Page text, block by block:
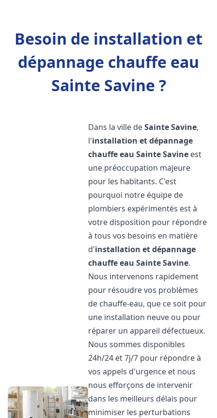
Besoin de installation et
dépannage chauffe eau
Sainte Savine ?
Dans la ville deSainte Savine,
l'installation et dépannage
chauffe eau Sainte Savine est
une préoccupation majeure
pour les habitants. C'est
pourquoi notre équipe de
plombiers expérimentés est à
votre disposition pour répondre
à tous vos besoins en matière
d'installation et dépannage
chauffe eau Sainte Savine.
Nous intervenons rapidement
pour résoudre vos problèmes
de chauffe-eau, que ce soit pour
une installation neuve ou pour
réparer un appareil défectueux.
Nous sommes disponibles
24h/24 et 7j/7 pour répondre à
vos appels d'urgence et nous
nous efforçons de intervenir
dans les meilleurs délais pour
minimiser les perturbations